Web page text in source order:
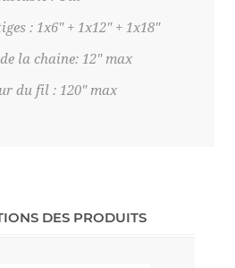
: 1x6" + 1x12" + 1x18"
la chaine: 12" max
du fil : 120" max
DES PRODUITS